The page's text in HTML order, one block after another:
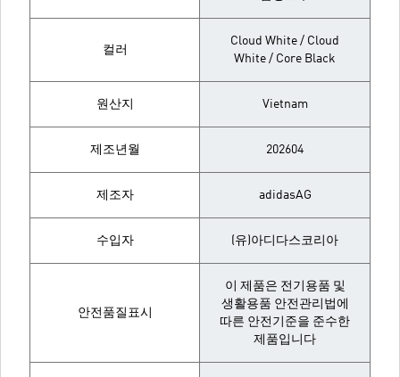
컬러
Cloud White / Cloud
White / Core Black
원산지 Vietnam
제조년월 202604
제조자 adidasAG
수입자 (유)아디다스코리아
안전품질표시
이 제품은 전기용품 및
생활용품 안전관리법에
따른 안전기준을 준수한
제품입니다